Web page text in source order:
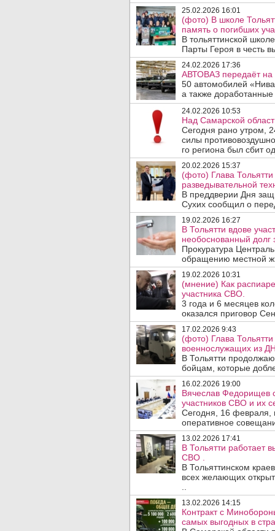
25.02.2026 16:01
(фото) В школе
память о погибших
В тольяттинской
Парты Героя в честь
24.02.2026 17:36
АВТОВАЗ передаёт
50 автомобилей
а также
24.02.2026 10:53
Над Самарской
Сегодня рано утром,
силы
го региона был сбит
20.02.2026 15:37
(фото) Глава
разведывательной
В преддверии Дня
Сухих сообщил о
19.02.2026 16:27
В Тольятти вдове
необоснованный
Прокуратура
обращению местной
19.02.2026 10:31
(мнение) Как
участника СВО.
3 года и 6 месяцев
оказался приговор
17.02.2026 9:43
(фото) Глава
военнослужащих из
В Тольятти
бойцам, которые
16.02.2026 19:00
Вячеслав Федорищев
участников СВО и их
Сегодня, 16 февраля,
оперативное
13.02.2026 17:41
В Тольятти работает
СВО .
В Тольяттинском
всех желающих
13.02.2026 14:15
Контракт с
самых выгодных в